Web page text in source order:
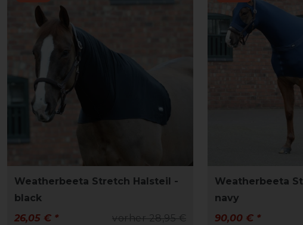
Weatherbeeta Stretch Halsteil -
black
vorher 28,95 €
26,05 € *
Weatherbeeta
navy
90,00 € *